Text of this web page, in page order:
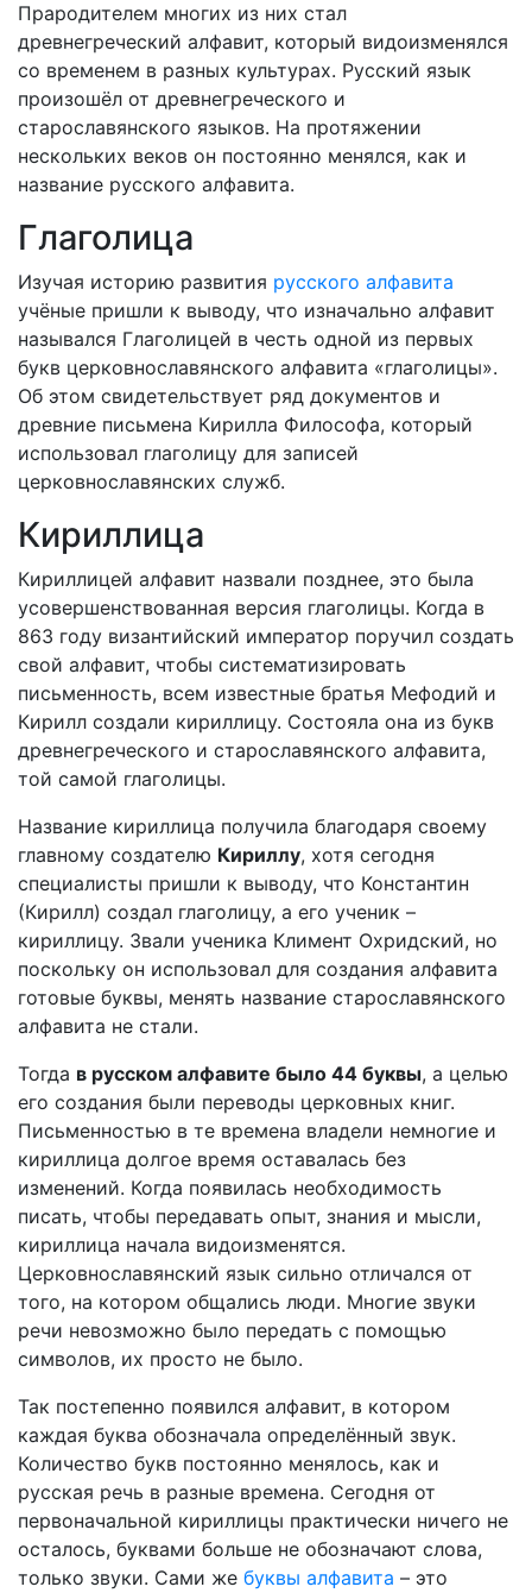
Прародителем многих из них стал
древнегреческий алфавит, который видоизменялся
со временем в разных культурах. Русский язык
произошёл от древнегреческого и
старославянского языков. На протяжении
нескольких веков он постоянно менялся, как и
название русского алфавита.
Глаголица
Изучая историю развития русского алфавита
учёные пришли к выводу, что изначально алфавит
назывался Глаголицей в честь одной из первых
букв церковнославянского алфавита «глаголицы».
Об этом свидетельствует ряд документов и
древние письмена Кирилла Философа, который
использовал глаголицу для записей
церковнославянских служб.
Кириллица
Кириллицей алфавит назвали позднее, это была
усовершенствованная версия глаголицы. Когда в
863 году византийский император поручил создать
свой алфавит, чтобы систематизировать
письменность, всем известные братья Мефодий и
Кирилл создали кириллицу. Состояла она из букв
древнегреческого и старославянского алфавита,
той самой глаголицы.
Название кириллица получила благодаря своему
главному создателю Кириллу, хотя сегодня
специалисты пришли к выводу, что Константин
(Кирилл) создал глаголицу, а его ученик –
кириллицу. Звали ученика Климент Охридский, но
поскольку он использовал для создания алфавита
готовые буквы, менять название старославянского
алфавита не стали.
Тогда в русском алфавите было 44 буквы, а целью
его создания были переводы церковных книг.
Письменностью в те времена владели немногие и
кириллица долгое время оставалась без
изменений. Когда появилась необходимость
писать, чтобы передавать опыт, знания и мысли,
кириллица начала видоизменятся.
Церковнославянский язык сильно отличался от
того, на котором общались люди. Многие звуки
речи невозможно было передать с помощью
символов, их просто не было.
Так постепенно появился алфавит, в котором
каждая буква обозначала определённый звук.
Количество букв постоянно менялось, как и
русская речь в разные времена. Сегодня от
первоначальной кириллицы практически ничего не
осталось, буквами больше не обозначают слова,
только звуки. Сами же буквы алфавита – это